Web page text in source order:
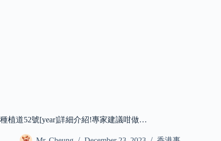
種植道52號[year]詳細介紹!專家建議咁做…